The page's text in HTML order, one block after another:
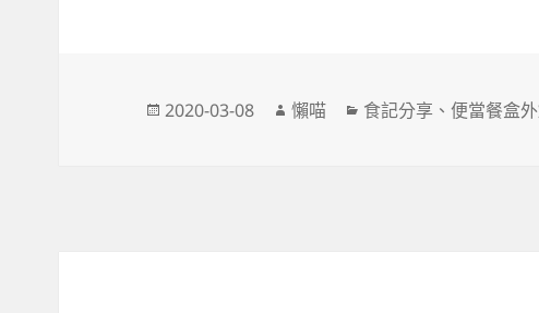
發
2020-03-08
作
懶喵
分
食記分享 、便當餐盒